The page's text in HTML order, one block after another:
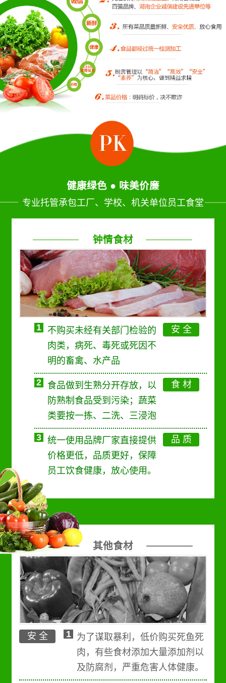
健康绿色 ● 味美价廉
专业托管承包工厂、学校、机关单位员工食堂
钟情食材
1
不购买未经有关部门检验的
肉类，病死、毒死或死因不
明的畜禽、水产品
安 全
2
食品做到生熟分开存放，以
防熟制食品受到污染；蔬菜
类要按一拣、二洗、三浸泡
食 材
3 统一使用品牌厂家直接提供
价格更低，品质更好，保障
员工饮食健康，放心使用。
品 质
其他食材
安 全 1
为了谋取暴利，低价购买死鱼死
肉，有些食材添加大量添加剂以
及防腐剂，严重危害人体健康。